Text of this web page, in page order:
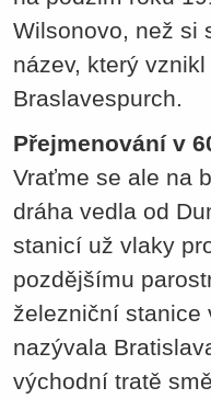
Wilsonovo, než si
název, který
Braslavespurch.
Přejmenování v
Vraťme se ale na
dráha vedla od
stanicí už vlaky
pozdějšímu
železniční stanice
nazývala
východní tratě